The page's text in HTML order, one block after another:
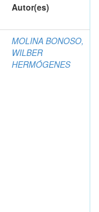
Autor(es)
MOLINA BONOSO,
WILBER
HERMÓGENES